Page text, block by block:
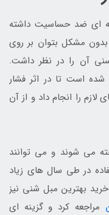
ای ضد حساسیت داشته
بدون مشکل بتوان بر روی
آن را در نظر داشت.
است تا در اثر فشار
لازم را انجام داد و از آن
می شوند و می توانند
در طی سال های زیاد
بهترین مبل شنی نیز
مراجعه کرد و گزینه ای